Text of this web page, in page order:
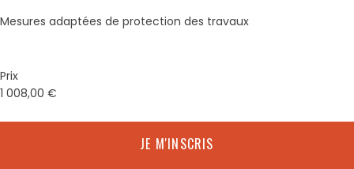
Mesures adaptées de protection des travaux
Prix
1 008,00 €
JE M'INSCRIS